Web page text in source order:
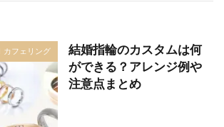
カフェリング
結婚指輪のカスタムは何
ができる？アレンジ例や
注意点まとめ